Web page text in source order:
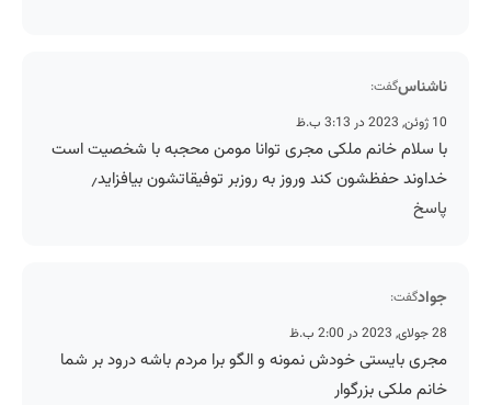
ناشناسگفت:
10 ژوئن, 2023 در 3:13 ب.ظ
با سلام خانم ملکی مجری توانا مومن محجبه با شخصیت است
خداوند حفظشون کند وروز به روزبر توفیقاتشون بیافزاید٫
پاسخ
جوادگفت:
28 جولای, 2023 در 2:00 ب.ظ
مجری بایستی خودش نمونه و الگو برا مردم باشه درود بر شما
خانم ملکی بزرگوار